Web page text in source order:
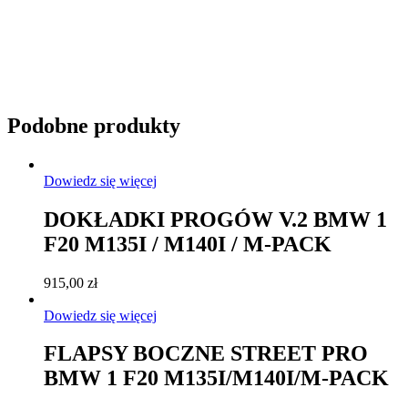
Podobne produkty
Dowiedz się więcej
DOKŁADKI PROGÓW V.2 BMW 1
F20 M135I / M140I / M-PACK
915,00 zł
Dowiedz się więcej
FLAPSY BOCZNE STREET PRO
BMW 1 F20 M135I/M140I/M-PACK